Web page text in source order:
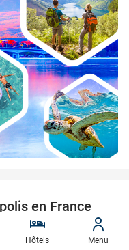
27%
en France
Hôtels Menu